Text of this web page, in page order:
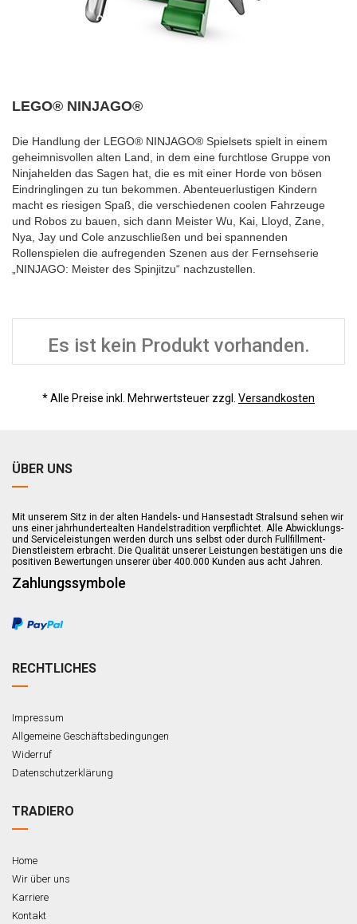
LEGO® NINJAGO®
Die Handlung der LEGO® NINJAGO® Spielsets spielt in einem
geheimnisvollen alten Land, in dem eine furchtlose Gruppe von
Ninjahelden das Sagen hat, die es mit einer Horde von bösen
Eindringlingen zu tun bekommen. Abenteuerlustigen Kindern
macht es riesigen Spaß, die verschiedenen coolen Fahrzeuge
und Robos zu bauen, sich dann Meister Wu, Kai, Lloyd, Zane,
Nya, Jay und Cole anzuschließen und bei spannenden
Rollenspielen die aufregenden Szenen aus der Fernsehserie
„NINJAGO: Meister des Spinjitzu“ nachzustellen.
Es ist kein Produkt vorhanden.
* Alle Preise inkl. Mehrwertsteuer zzgl. Versandkosten
ÜBER UNS
Mit unserem Sitz in der alten Handels- und Hansestadt Stralsund sehen wir
uns einer jahrhundertealten Handelstradition verpflichtet. Alle Abwicklungs-
und Serviceleistungen werden durch uns selbst oder durch Fullfillment-
Dienstleistern erbracht. Die Qualität unserer Leistungen bestätigen uns die
positiven Bewertungen unserer über 400.000 Kunden aus acht Jahren.
Zahlungssymbole
RECHTLICHES
Impressum
Allgemeine Geschäftsbedingungen
Widerruf
Datenschutzerklärung
TRADIERO
Home
Wir über uns
Karriere
Kontakt